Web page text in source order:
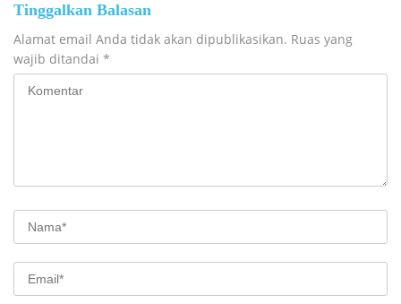
Tinggalkan Balasan
Alamat email Anda tidak akan dipublikasikan. Ruas yang
wajib ditandai *